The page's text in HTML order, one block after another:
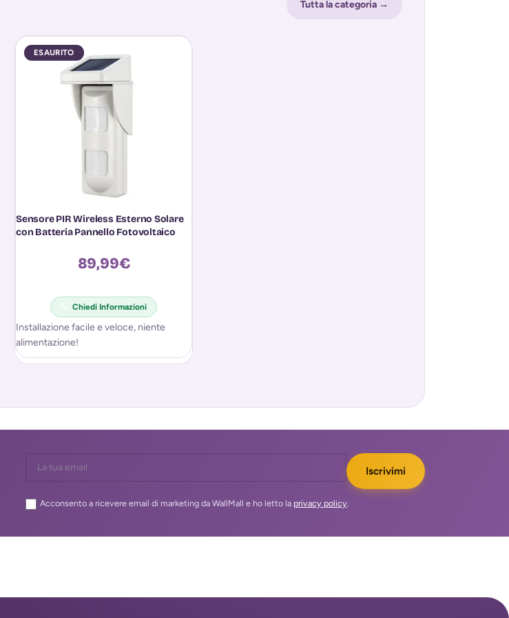
Tutta la categoria →
ESAURITO
Sensore PIR Wireless Esterno Solare
con Batteria Pannello Fotovoltaico
89,99€
Chiedi Informazioni
Installazione facile e veloce, niente
alimentazione!
Iscrivimi
Acconsento a ricevere email di marketing da WallMall e ho letto la privacy policy